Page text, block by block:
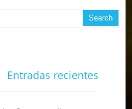
Entradas recientes